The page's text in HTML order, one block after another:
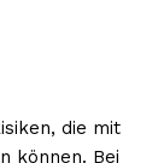
die mit
können. Bei